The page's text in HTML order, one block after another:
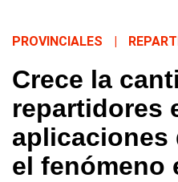
PROVINCIALES
Crece la
repartidores
aplicaciones
el fenómeno